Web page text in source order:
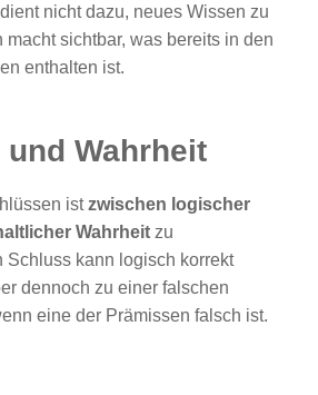
nicht dazu, neues Wissen zu
macht sichtbar, was bereits in den
enthalten ist.
Wahrheit
istzwischen logischer
Wahrheit zu
Schluss kann logisch korrekt
dennoch zu einer falschen
eine der Prämissen falsch ist.